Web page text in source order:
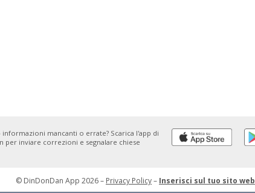
informazioni mancanti o errate? Scarica l'app di
per inviare correzioni e segnalare chiese
© DinDonDan App 2026 – Privacy Policy– Inserisci sul tuo sito web